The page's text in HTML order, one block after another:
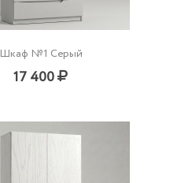
Шкаф №1 Серый
17 400